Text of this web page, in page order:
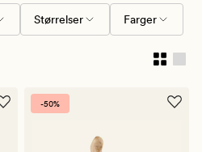
Størrelser Farger
-50%